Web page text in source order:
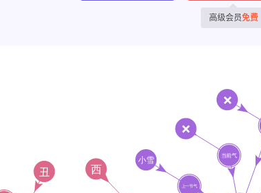
高级会员免费